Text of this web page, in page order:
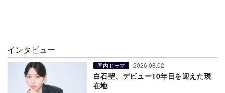
インタビュー
国内ドラマ 2026.08.02
白石聖、デビュー10年目を迎えた現
在地